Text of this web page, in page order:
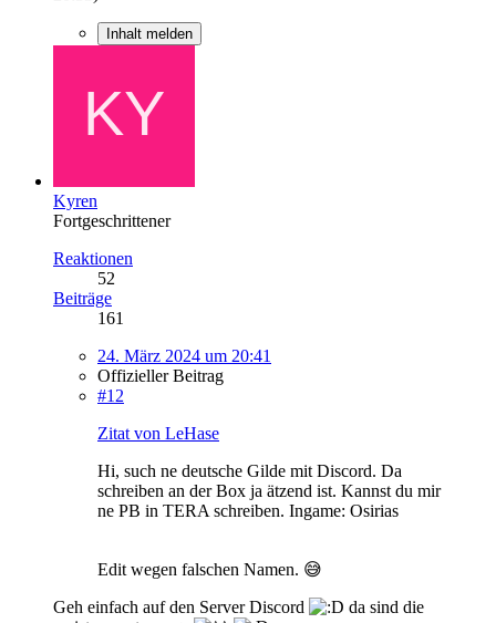
Inhalt melden
Kyren
Fortgeschrittener
Reaktionen
52
Beiträge
161
24. März 2024 um 20:41
Offizieller Beitrag
#12
Zitat von LeHase
Hi, such ne deutsche Gilde mit Discord. Da
schreiben an der Box ja ätzend ist. Kannst du mir
ne PB in TERA schreiben. Ingame: Osirias
Edit wegen falschen Namen. 😅
Geh einfach auf den Server Discord
da sind die